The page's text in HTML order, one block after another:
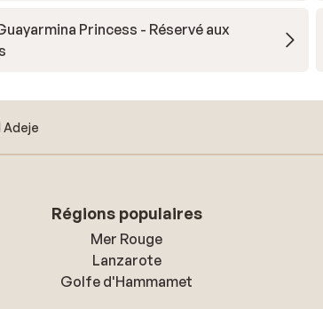
Princess - Réservé aux
Adeje
Régions populaires
Mer Rouge
Lanzarote
Golfe d'Hammamet